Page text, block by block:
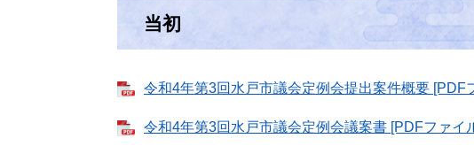
当初
令和4年第3回水戸市議会定例会提出案件概要 [PDF
令和4年第3回水戸市議会定例会議案書 [PDFファイ